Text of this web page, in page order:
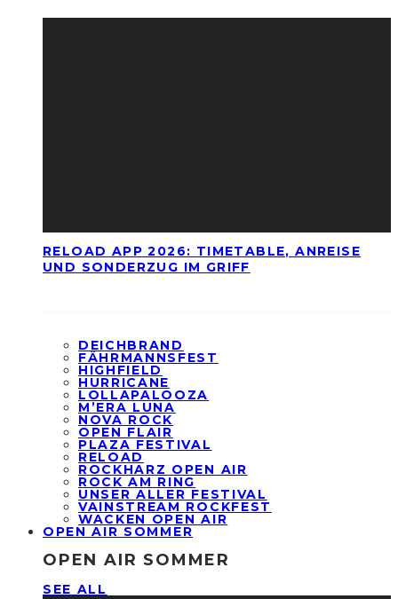
RELOAD APP 2026: TIMETABLE, ANREISE
UND SONDERZUG IM GRIFF
DEICHBRAND
FÄHRMANNSFEST
HIGHFIELD
HURRICANE
LOLLAPALOOZA
M’ERA LUNA
NOVA ROCK
OPEN FLAIR
PLAZA FESTIVAL
RELOAD
ROCKHARZ OPEN AIR
ROCK AM RING
UNSER ALLER FESTIVAL
VAINSTREAM ROCKFEST
WACKEN OPEN AIR
OPEN AIR SOMMER
OPEN AIR SOMMER
SEE ALL